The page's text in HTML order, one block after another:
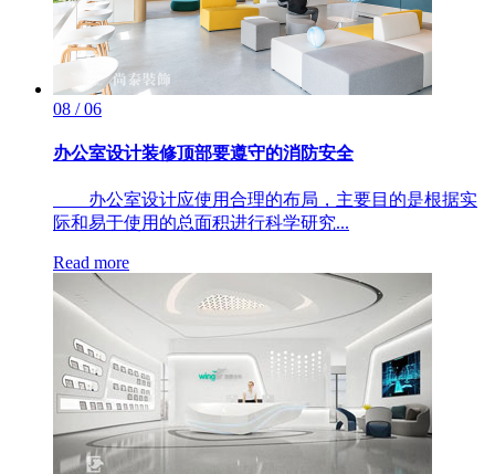
08 / 06
办公室设计装修顶部要遵守的消防安全
办公室设计应使用合理的布局，主要目的是根据实
际和易于使用的总面积进行科学研究...
Read more